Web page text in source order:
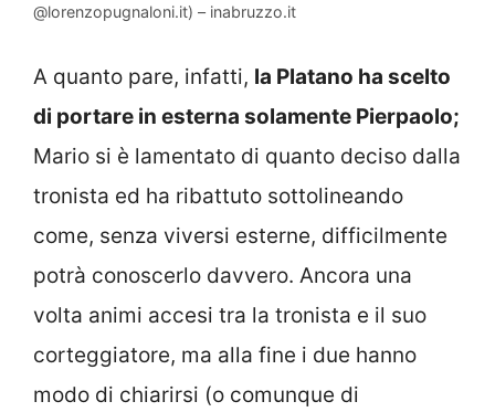
@lorenzopugnaloni.it) – inabruzzo.it
A quanto pare, infatti, la Platano ha scelto
di portare in esterna solamente Pierpaolo;
Mario si è lamentato di quanto deciso dalla
tronista ed ha ribattuto sottolineando
come, senza viversi esterne, difficilmente
potrà conoscerlo davvero. Ancora una
volta animi accesi tra la tronista e il suo
corteggiatore, ma alla fine i due hanno
modo di chiarirsi (o comunque di